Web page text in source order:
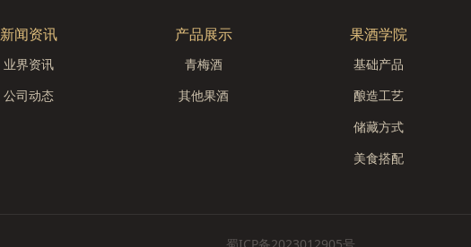
新闻资讯
业界资讯
公司动态
产品展示
青梅酒
其他果酒
果酒学院
基础产品
酿造工艺
储藏方式
美食搭配